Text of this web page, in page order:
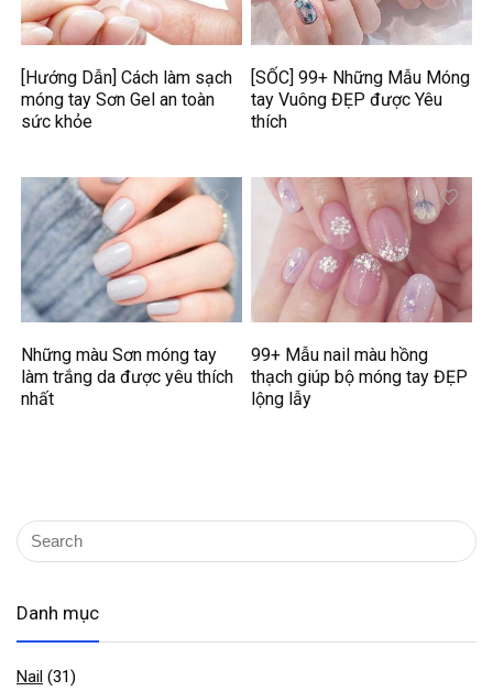
[Hướng Dẫn] Cách làm sạch
móng tay Sơn Gel an toàn
sức khỏe
[SỐC] 99+ Những Mẫu Móng
tay Vuông ĐẸP được Yêu
thích
Những màu Sơn móng tay
làm trắng da được yêu thích
nhất
99+ Mẫu nail màu hồng
thạch giúp bộ móng tay ĐẸP
lộng lẫy
Danh mục
Nail (31)